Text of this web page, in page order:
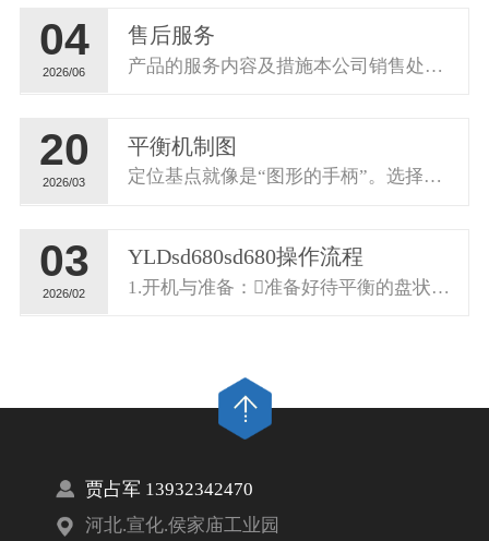
04
2026/06
售后服务
产品的服务内容及措施本公司销售处下设有专门的售后服务部进行责...
20
2026/03
平衡机制图
定位基点就像是“图形的手柄”。选择了正确的手柄，你就能稳稳当...
03
2026/02
YLDsd680sd680操作流程
1.开机与准备：准备好待平衡的盘状工件（如风扇叶轮、砂轮、...
贾占军 13932342470
河北.宣化.侯家庙工业园